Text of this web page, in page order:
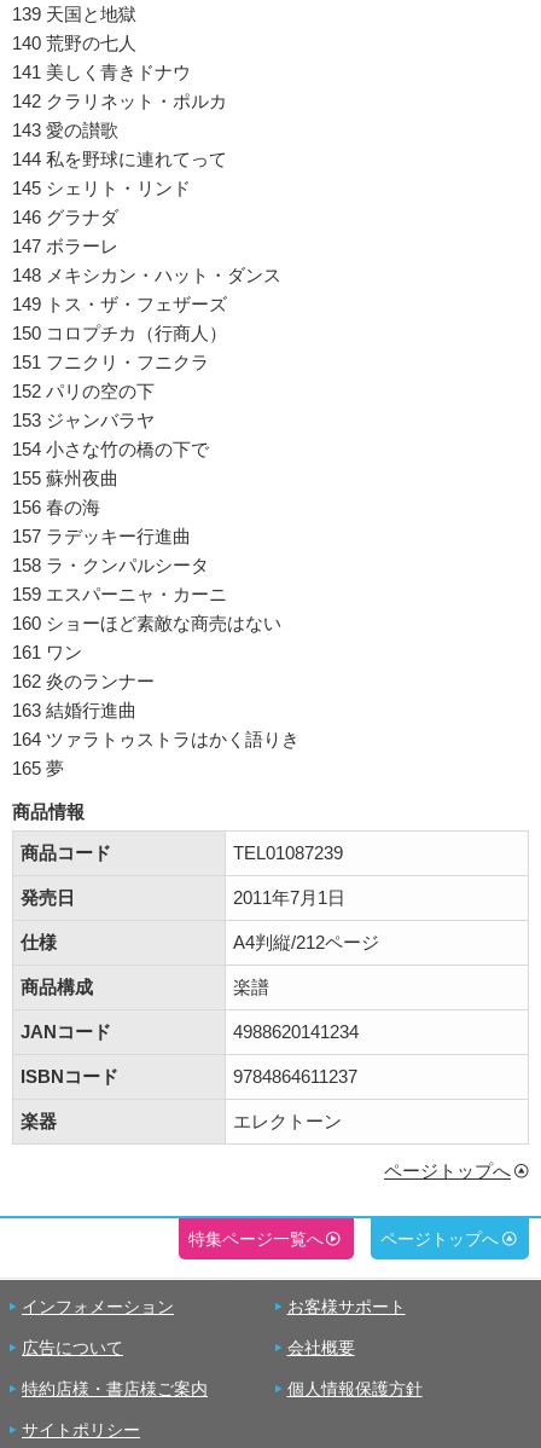
139 天国と地獄
140 荒野の七人
141 美しく青きドナウ
142 クラリネット・ポルカ
143 愛の讃歌
144 私を野球に連れてって
145 シェリト・リンド
146 グラナダ
147 ボラーレ
148 メキシカン・ハット・ダンス
149 トス・ザ・フェザーズ
150 コロプチカ（行商人）
151 フニクリ・フニクラ
152 パリの空の下
153 ジャンバラヤ
154 小さな竹の橋の下で
155 蘇州夜曲
156 春の海
157 ラデッキー行進曲
158 ラ・クンパルシータ
159 エスパーニャ・カーニ
160 ショーほど素敵な商売はない
161 ワン
162 炎のランナー
163 結婚行進曲
164 ツァラトゥストラはかく語りき
165 夢
商品情報
商品コード
TEL01087239
発売日 2011年7月1日
仕様 A4判縦/212ページ
商品構成 楽譜
JANコード 4988620141234
ISBNコード 9784864611237
楽器 エレクトーン
ページトップへ
特集ページ一覧へ ページトップへ
インフォメーション お客様サポート
広告について 会社概要
特約店様・書店様ご案内 個人情報保護方針
サイトポリシー